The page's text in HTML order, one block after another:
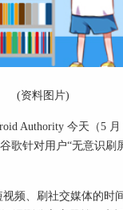
(资料图片)
Authority 今天（5
歌针对用户“无意识
频、刷社交媒体的时